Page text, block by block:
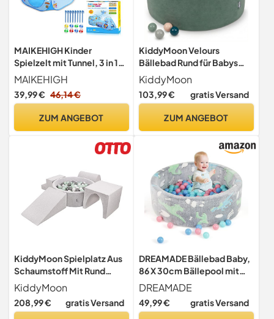
MAIKEHIGH Kinder
Spielzelt mit Tunnel, 3 in 1
Pop Up Spieltunnel Zelt
MAIKEHIGH
39,99 € 46,14 €
ZUM ANGEBOT
KiddyMoon Velours
Bällebad Rund für Babys
90x30 mit 300 Bälle 7cm
Ballgruben Sensorik
Spielzeug Waldgrün -
Grüngrau Lachsfarben
KiddyMoon
103,99 € gratis Versand
ZUM ANGEBOT
KiddyMoon Spielplatz Aus
Schaumstoff Mit Rund
Bällebad (200 Bälle)
Ballgruben Für Babys
Spielbad Hindernisläufen,
KiddyMoon
208,99 € gratis Versand
DREAMADE Bällebad Baby,
86 X 30cm Bällepool mit
leuchtenden Mustern & 200
bunten Bällen, Bällegrube
aus Flanellstoff &
DREAMADE
49,99 € gratis Versand